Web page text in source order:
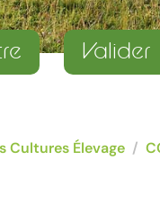
Valider
Cultures Élevage